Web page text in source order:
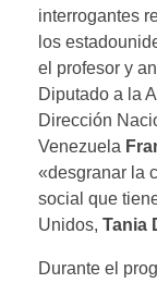
interrogantes
los
el profesor y
Diputado a la
Dirección
Venezuela
«desgranar la
social que
Unidos, Tania
Durante el